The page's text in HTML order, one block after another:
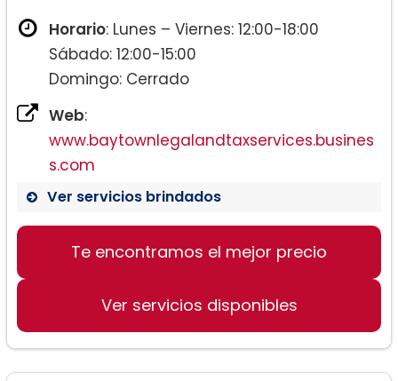
Horario: Lunes – Viernes: 12:00-18:00
Sábado: 12:00-15:00
Domingo: Cerrado
Web:
www.baytownlegalandtaxservices.busines
s.com
Ver servicios brindados
Te encontramos el mejor precio
Ver servicios disponibles